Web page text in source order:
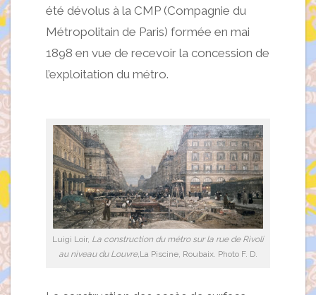
été dévolus à la CMP (Compagnie du
Métropolitain de Paris) formée en mai
1898 en vue de recevoir la concession de
l’exploitation du métro.
Luigi Loir, La construction du métro sur la rue de Rivoli
au niveau du Louvre,La Piscine, Roubaix. Photo F. D.